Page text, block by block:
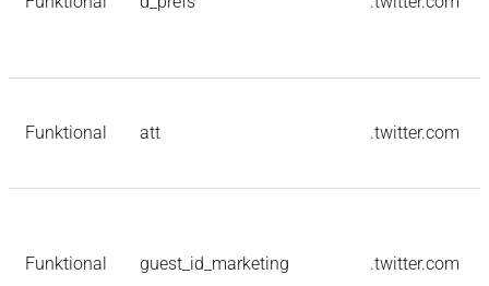
Funktional att .twitter.com
Funktional guest_id_marketing .twitter.com